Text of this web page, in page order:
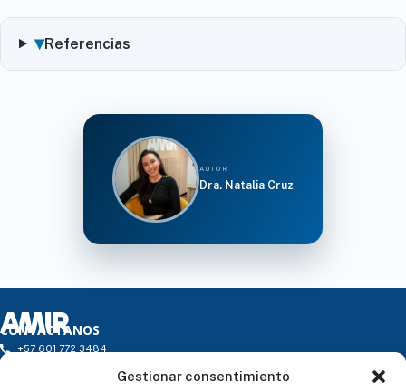
Gestionar consentimiento
▾Referencias
AUTOR
Dra. Natalia Cruz
CONTÁCTANOS
+57 601 772 3484
Horario: de L a V de 9h a 18h - Atención Presencial